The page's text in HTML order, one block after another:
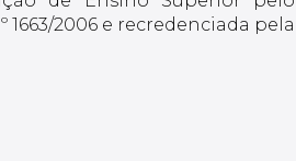
2006 e recredenciada pela